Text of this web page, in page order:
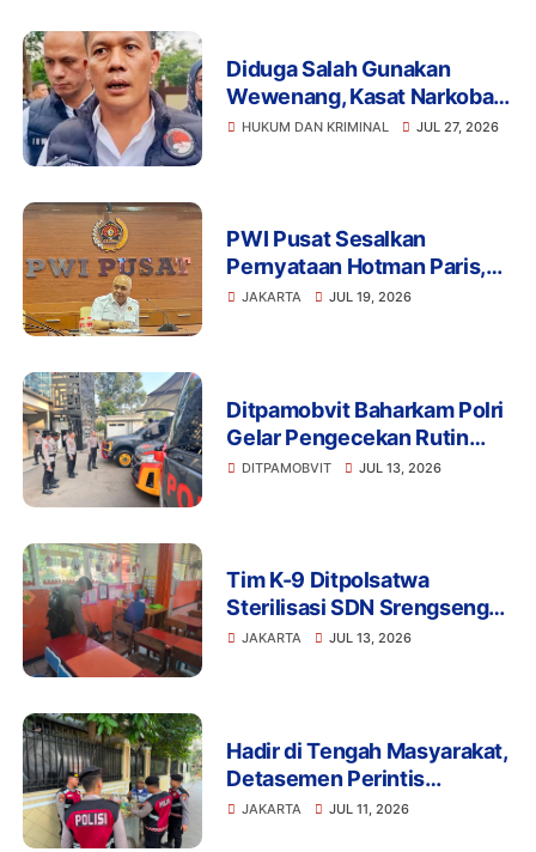
Diduga Salah Gunakan
Wewenang, Kasat Narkoba
Polres Tangsel dan 6
HUKUM DAN KRIMINAL JUL 27, 2026
PWI Pusat Sesalkan
Pernyataan Hotman Paris,
Minta Hormati Martabat
JAKARTA JUL 19, 2026
Ditpamobvit Baharkam Polri
Gelar Pengecekan Rutin
Kendaraan Dinas dan
DITPAMOBVIT JUL 13, 2026
Tim K-9 Ditpolsatwa
Sterilisasi SDN Srengseng
Sawah 15 Jaksel Usai
JAKARTA JUL 13, 2026
Hadir di Tengah Masyarakat,
Detasemen Perintis
Korsabhara Polri Gelar
JAKARTA JUL 11, 2026